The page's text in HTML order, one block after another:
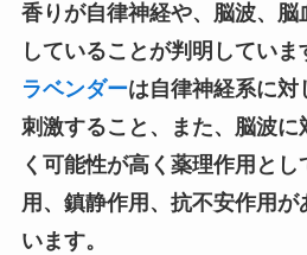
香りが自律神経や、脳波、脳
していることが判明していま
ラベンダーは自律神経系に対
刺激すること、また、脳波に
く可能性が高く薬理作用と
用、鎮静作用、抗不安作用が
います。